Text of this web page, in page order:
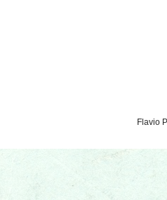
Flavio